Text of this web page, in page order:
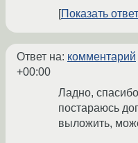
Показать ответ
Ответ на: комментарий
+00:00
Ладно,
постараюсь
выложить,